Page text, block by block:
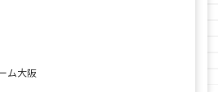
ム大阪